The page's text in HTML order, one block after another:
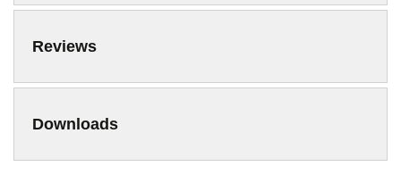
Reviews
Downloads